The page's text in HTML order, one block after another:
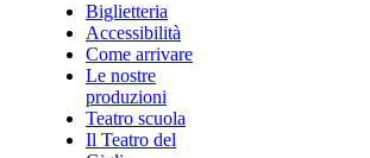
Biglietteria
Accessibilità
Come arrivare
Le nostre
produzioni
Teatro scuola
Il Teatro del